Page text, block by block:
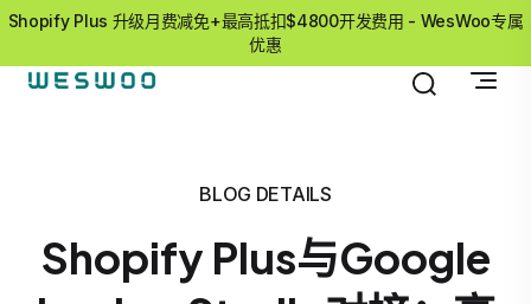
Shopify Plus 升级月费减免+最高抵扣$4800开发费用 - WesWoo专属
优惠
BLOG DETAILS
Shopify Plus与Google